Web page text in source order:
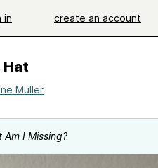
in create an account
Hat
Müller
Am I Missing?